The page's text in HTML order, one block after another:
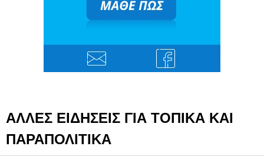
ΑΛΛΕΣ ΕΙΔΗΣΕΙΣ ΓΙΑ ΤΟΠΙΚΑ ΚΑΙ
ΠΑΡΑΠΟΛΙΤΙΚΑ